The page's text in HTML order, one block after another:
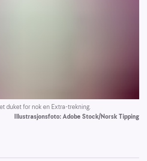
duket for nok en Extra-trekning.
Illustrasjonsfoto: Adobe Stock/Norsk Tipping